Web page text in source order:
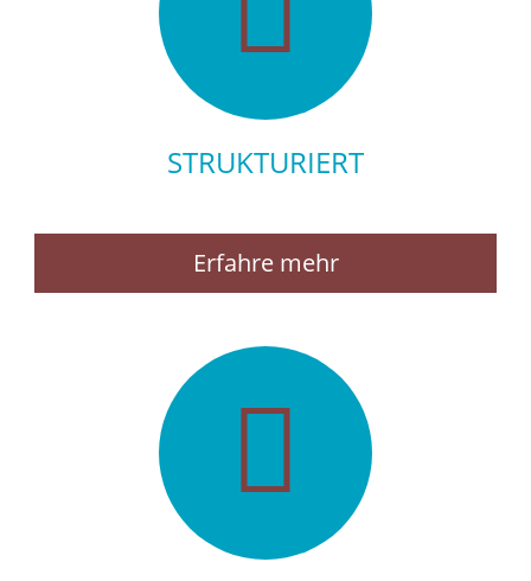
STRUKTURIERT
Erfahre mehr